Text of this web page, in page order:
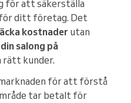
för att säkerställa
för ditt företag. Det
kostnader utan
salong på
kunder.
för att förstå
tar betalt för